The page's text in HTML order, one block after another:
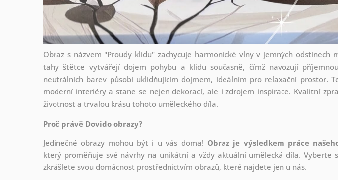
Obraz s názvem "Proudy klidu" zachycuje harmonické vlny v jemných odstínech
tahy štětce vytvářejí dojem pohybu a klidu současně, čímž navozují
neutrálních barev působí uklidňujícím dojmem, ideálním pro relaxační prostor.
moderní interiéry a stane se nejen dekorací, ale i zdrojem inspirace. Kvalitní
životnost a trvalou krásu tohoto uměleckého díla.
Proč právě Dovido obrazy?
Jedinečné obrazy mohou být i u vás doma! Obraz je výsledkem práce
který proměňuje své návrhy na unikátní a vždy aktuální umělecká díla. Vyberte
zkrášlete svou domácnost prostřednictvím obrazů, které najdete jen u nás.